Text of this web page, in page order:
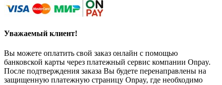
Уважаемый клиент!
Вы можете оплатить свой заказ онлайн с помощью
банковской карты через платежный сервис компании Onpay.
После подтверждения заказа Вы будете перенаправлены на
защищенную платежную страницу Onpay, где необходимо